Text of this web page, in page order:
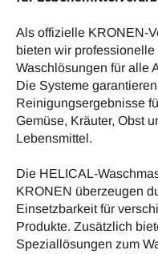
Als offizielle KRONEN-
bieten wir professionelle
Waschlösungen für alle
Die Systeme
Reinigungsergebnisse
Gemüse, Kräuter, Obst
Lebensmittel.
Die HELICAL-
KRONEN überzeugen
Einsetzbarkeit für
Produkte. Zusätzlich
Speziallösungen zum